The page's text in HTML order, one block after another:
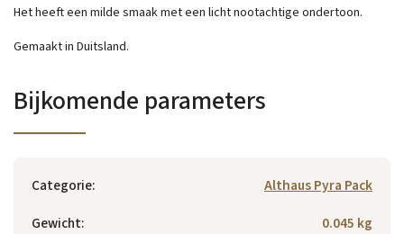
Het heeft een milde smaak met een licht nootachtige ondertoon.
Gemaakt in Duitsland.
Bijkomende parameters
Categorie:
Althaus Pyra Pack
Gewicht:
0.045 kg